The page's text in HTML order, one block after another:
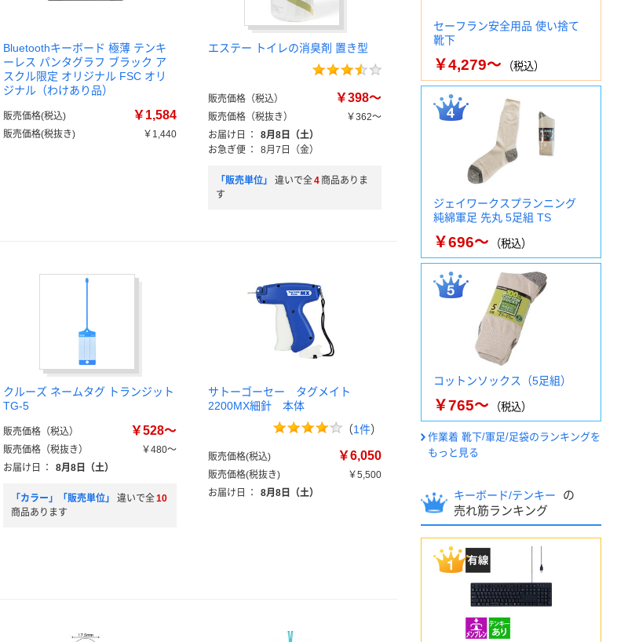
Bluetoothキーボード 極薄 テンキ
ーレス パンタグラフ ブラック ア
スクル限定 オリジナル FSC オリ
ジナル（わけあり品）
販売価格(税込) ￥1,584
販売価格(税抜き) ￥1,440
エステー トイレの消臭剤 置き型
販売価格（税込） ￥398～
販売価格（税抜き）
￥362～
お届け日
：
8月8日（土）
お急ぎ便 ： 8月7日（金）
「販売単位」 違いで全4 商品ありま
す
クルーズ ネームタグ トランジット
TG-5
販売価格（税込） ￥528～
販売価格（税抜き）
￥480～
お届け日
： 8月8日（土）
「カラー」「販売単位」 違いで全10
商品あります
サトーゴーセー タグメイト
2200MX細針 本体
（1件）
販売価格(税込) ￥6,050
販売価格(税抜き)
￥5,500
お届け日
： 8月8日（土）
セーフラン安全用品 使い捨て
靴下
￥4,279～ （税込）
ジェイワークスプランニング
純綿軍足 先丸 5足組 TS
￥696～ （税込）
コットンソックス（5足組）
￥765～ （税込）
作業着 靴下/軍足/足袋のランキングを
もっと見る
キーボード/テンキー
の
売れ筋ランキング